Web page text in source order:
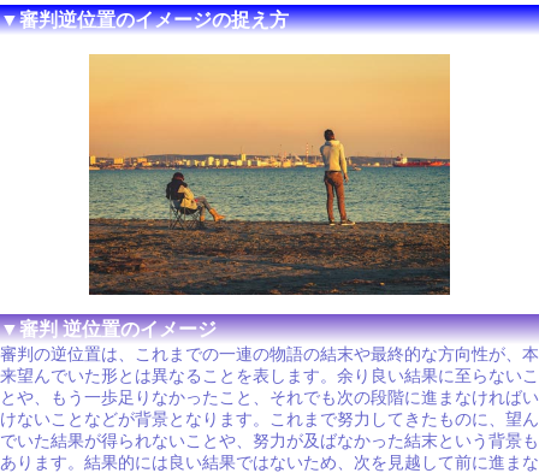
▼審判逆位置のイメージの捉え方
▼審判 逆位置のイメージ
審判の逆位置は、これまでの一連の物語の結末や最終的な方向性が、本
来望んでいた形とは異なることを表します。余り良い結果に至らないこ
とや、もう一歩足りなかったこと、それでも次の段階に進まなければい
けないことなどが背景となります。これまで努力してきたものに、望ん
でいた結果が得られないことや、努力が及ばなかった結末という背景も
あります。結果的には良い結果ではないため、次を見越して前に進まな